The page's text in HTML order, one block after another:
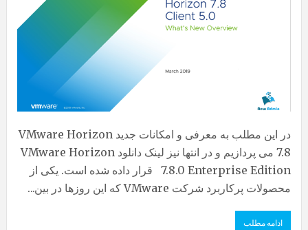
در این مطلب به معرفی و امکانات جدید VMware Horizon
7.8 می پردازیم و در انتها نیز لینک دانلود VMware Horizon
7.8.0 Enterprise Edition قرار داده شده است. یکی از
محصولات پرکاربرد شرکت VMware که این روزها در بین...
ادامه مطلب